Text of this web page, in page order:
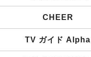
CHEER
TV ガイド Alpha